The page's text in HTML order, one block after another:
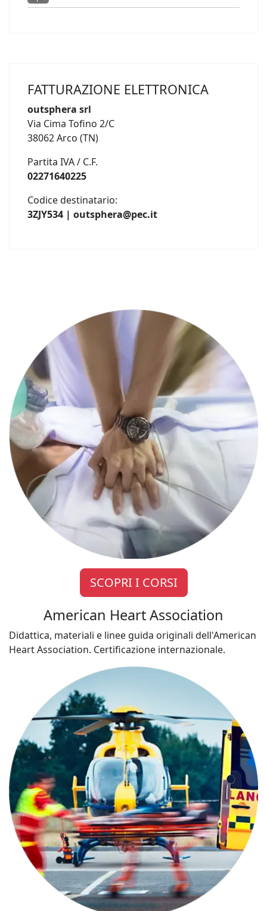
FATTURAZIONE ELETTRONICA
outsphera srl
Via Cima Tofino 2/C
38062 Arco (TN)
Partita IVA / C.F.
02271640225
Codice destinatario:
3ZJY534 | outsphera@pec.it
SCOPRI I CORSI
American Heart Association
Didattica, materiali e linee guida originali dell'American
Heart Association. Certificazione internazionale.